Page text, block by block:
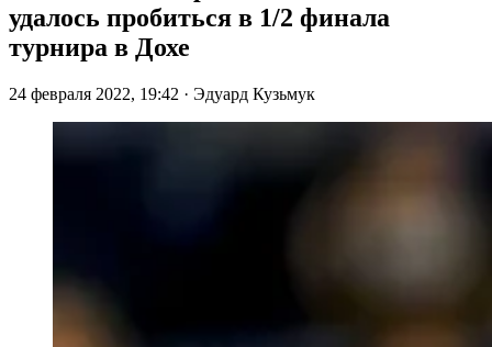
удалось пробиться в 1/2 финала
турнира в Дохе
24 февраля 2022, 19:42 · Эдуард Кузьмук